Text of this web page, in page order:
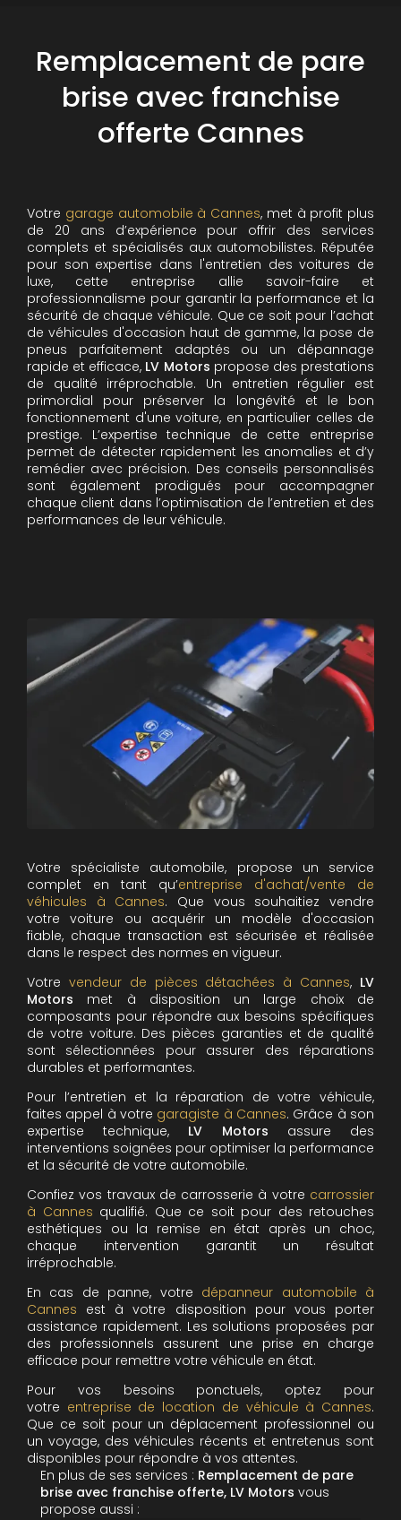
Remplacement de pare
brise avec franchise
offerte Cannes
Votre garage automobile à Cannes, met à profit plus
de 20 ans d’expérience pour offrir des services
complets et spécialisés aux automobilistes. Réputée
pour son expertise dans l'entretien des voitures de
luxe, cette entreprise allie savoir-faire et
professionnalisme pour garantir la performance et la
sécurité de chaque véhicule. Que ce soit pour l’achat
de véhicules d'occasion haut de gamme, la pose de
pneus parfaitement adaptés ou un dépannage
rapide et efficace, LV Motors propose des prestations
de qualité irréprochable. Un entretien régulier est
primordial pour préserver la longévité et le bon
fonctionnement d'une voiture, en particulier celles de
prestige. L’expertise technique de cette entreprise
permet de détecter rapidement les anomalies et d’y
remédier avec précision. Des conseils personnalisés
sont également prodigués pour accompagner
chaque client dans l’optimisation de l’entretien et des
performances de leur véhicule.
Votre spécialiste automobile, propose un service
complet en tant qu’entreprise d'achat/vente de
véhicules à Cannes. Que vous souhaitiez vendre
votre voiture ou acquérir un modèle d'occasion
fiable, chaque transaction est sécurisée et réalisée
dans le respect des normes en vigueur.
Votre vendeur de pièces détachées à Cannes, LV
Motors met à disposition un large choix de
composants pour répondre aux besoins spécifiques
de votre voiture. Des pièces garanties et de qualité
sont sélectionnées pour assurer des réparations
durables et performantes.
Pour l’entretien et la réparation de votre véhicule,
faites appel à votre garagiste à Cannes. Grâce à son
expertise technique, LV Motors assure des
interventions soignées pour optimiser la performance
et la sécurité de votre automobile.
Confiez vos travaux de carrosserie à votre carrossier
à Cannes qualifié. Que ce soit pour des retouches
esthétiques ou la remise en état après un choc,
chaque intervention garantit un résultat
irréprochable.
En cas de panne, votre dépanneur automobile à
Cannes est à votre disposition pour vous porter
assistance rapidement. Les solutions proposées par
des professionnels assurent une prise en charge
efficace pour remettre votre véhicule en état.
Pour vos besoins ponctuels, optez pour
votre entreprise de location de véhicule à Cannes.
Que ce soit pour un déplacement professionnel ou
un voyage, des véhicules récents et entretenus sont
disponibles pour répondre à vos attentes.
En plus de ses services : Remplacement de pare
brise avec franchise offerte, LV Motors vous
propose aussi :